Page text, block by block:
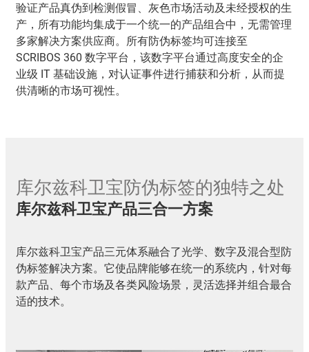
验证产品真伪到检测假冒、灰色市场活动及未经授权的生
产，所有功能均集成于一个统一的产品组合中，无需管理
多家解决方案供应商。所有防伪标签均可连接至
SCRIBOS 360 数字平台，该数字平台通过高度安全的企
业级 IT 基础设施，对认证事件进行捕获和分析，从而提
供清晰的市场可视性。
库尔兹科卫宝防伪标签的独特之处
库尔兹科卫宝产品三合一方案
库尔兹科卫宝产品三元体系融合了光学、数字及混合型防
伪标签解决方案。它使品牌能够在统一的系统内，针对每
款产品、每个市场及各类风险场景，灵活选择并组合最合
适的技术。